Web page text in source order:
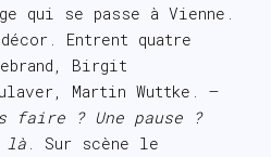
qui se passe à Vienne.
Entrent quatre
Birgit
Martin Wuttke. –
faire ? Une pause ?
là. Sur scène le